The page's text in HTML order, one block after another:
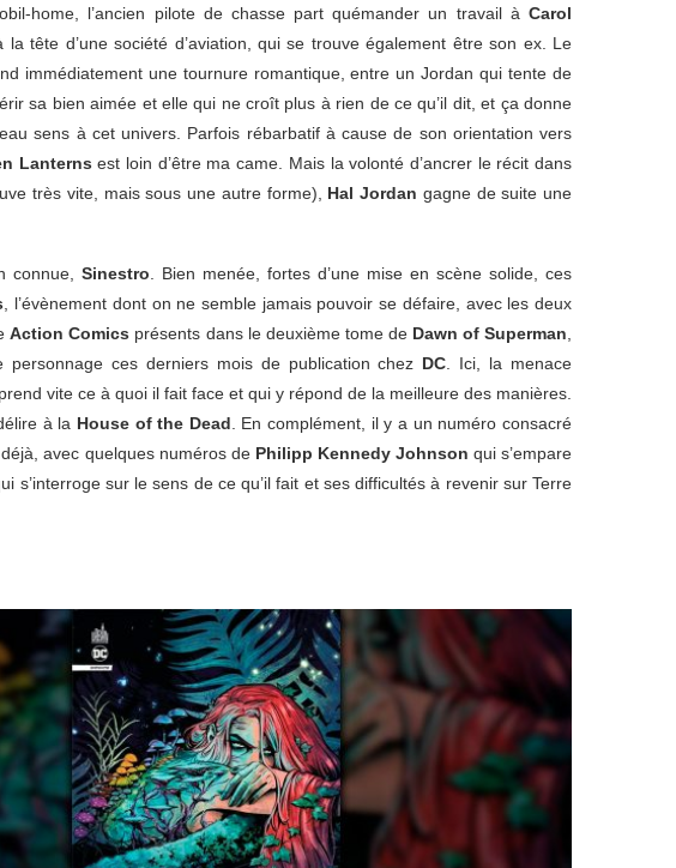
home, l’ancien pilote de chasse part quémander un travail à Carol
la tête d’une société d’aviation, qui se trouve également être son ex. Le
immédiatement une tournure romantique, entre un Jordan qui tente de
sa bien aimée et elle qui ne croît plus à rien de ce qu’il dit, et ça donne
sens à cet univers. Parfois rébarbatif à cause de son orientation vers
Lanterns est loin d’être ma came. Mais la volonté d’ancrer le récit dans
très vite, mais sous une autre forme), Hal Jordan gagne de suite une
connue, Sinestro . Bien menée, fortes d’une mise en scène solide, ces
, l’évènement dont on ne semble jamais pouvoir se défaire, avec les deux
Action Comics présents dans le deuxième tome de Dawn of Superman
ces derniers mois de publication chez DC . Ici, la menace
vite ce à quoi il fait face et qui y répond de la meilleure des manières.
à la House of the Dead . En complément, il y a un numéro consacré
avec quelques numéros de Philipp Kennedy Johnson qui s’empare
s’interroge sur le sens de ce qu’il fait et ses difficultés à revenir sur Terre